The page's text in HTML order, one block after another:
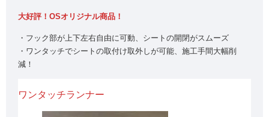
大好評！OSオリジナル商品！
・フック部が上下左右自由に可動、シートの開閉がスムーズ
・ワンタッチでシートの取付け取外しが可能、施工手間大幅削
減！
ワンタッチランナー